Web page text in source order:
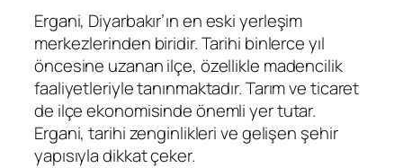
Ergani, Diyarbakır’ın en eski yerleşim
merkezlerinden biridir. Tarihi binlerce yıl
öncesine uzanan ilçe, özellikle madencilik
faaliyetleriyle tanınmaktadır. Tarım ve ticaret
de ilçe ekonomisinde önemli yer tutar.
Ergani, tarihi zenginlikleri ve gelişen şehir
yapısıyla dikkat çeker.